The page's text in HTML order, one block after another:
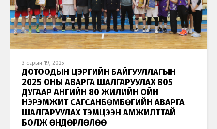
3 сарын 19, 2025
ДОТООДЫН ЦЭРГИЙН БАЙГУУЛЛАГЫН
2025 ОНЫ АВАРГА ШАЛГАРУУЛАХ 805
ДУГААР АНГИЙН 80 ЖИЛИЙН ОЙН
НЭРЭМЖИТ САГСАНБӨМБӨГИЙН АВАРГА
ШАЛГАРУУЛАХ ТЭМЦЭЭН АМЖИЛТТАЙ
БОЛЖ ӨНДӨРЛӨЛӨӨ